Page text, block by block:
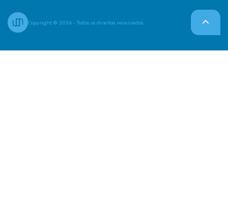
Copyright © 2026 - Todos os direitos reservados.